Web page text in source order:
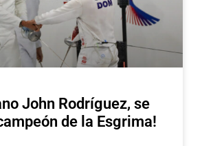
John Rodríguez, se
de la Esgrima!